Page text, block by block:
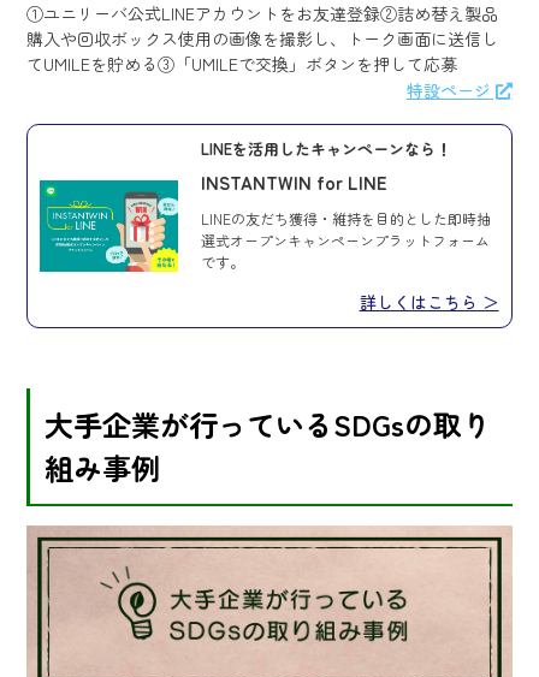
①ユニリーバ公式LINEアカウントをお友達登録②詰め替え製品
購入や回収ボックス使用の画像を撮影し、トーク画面に送信し
てUMILEを貯める③「UMILEで交換」ボタンを押して応募
特設ページ
LINEを活用したキャンペーンなら！
INSTANTWIN for LINE
LINEの友だち獲得・維持を目的とした即時抽
選式オープンキャンペーンプラットフォーム
です。
詳しくはこちら ＞
大手企業が行っているSDGsの取り
組み事例